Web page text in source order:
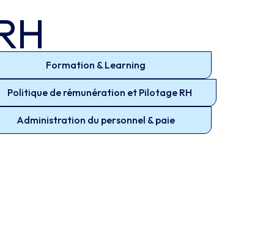
Formation & Learning
Politique de rémunération et Pilotage RH
Administration du personnel & paie